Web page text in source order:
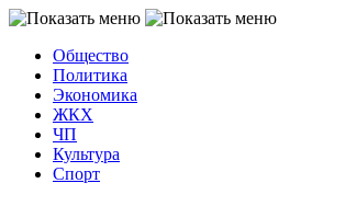
Общество
Политика
Экономика
ЖКХ
ЧП
Культура
Спорт